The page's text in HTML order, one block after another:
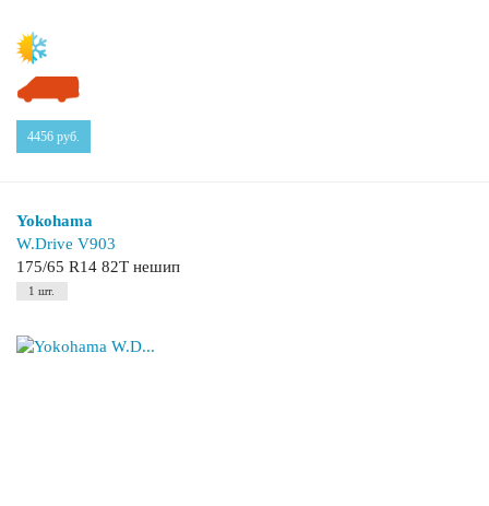
4456 руб.
Yokohama
W.Drive V903
175/65 R14 82T нешип
1 шт.